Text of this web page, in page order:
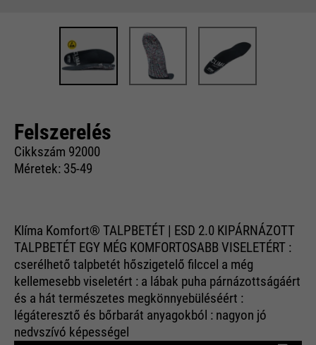
Felszerelés
Cikkszám 92000
Méretek: 35-49
Klíma Komfort® TALPBETÉT | ESD 2.0 KIPÁRNÁZOTT
TALPBETÉT EGY MÉG KOMFORTOSABB VISELETÉRT :
cserélhető talpbetét hőszigetelő filccel a még
kellemesebb viseletért : a lábak puha párnázottságáért
és a hát természetes megkönnyebüléséért :
légáteresztő és bőrbarát anyagokból : nagyon jó
nedvszívó képességel